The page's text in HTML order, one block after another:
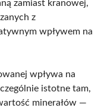
zamiast kranowej,
z
wpływem na
wpływa na
istotne tam,
minerałów —